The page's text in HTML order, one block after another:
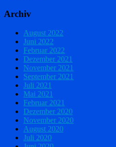
Archiv
August 2022
Juni 2022
Februar 2022
Dezember 2021
November 2021
September 2021
Juli 2021
Mai 2021
Februar 2021
Dezember 2020
November 2020
August 2020
Juli 2020